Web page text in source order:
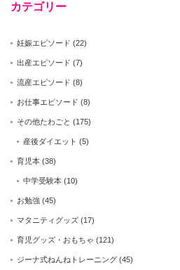
カテゴリー
妊娠エピソード (22)
出産エピソード (7)
流産エピソード (8)
お仕事エピソード (8)
その他たわごと (175)
産後ダイエット (5)
育児本 (38)
中学受験本 (10)
お勉強 (45)
マタニティグッズ (17)
育児グッズ・おもちゃ (121)
ジーナ式ねんねトレーニング (45)